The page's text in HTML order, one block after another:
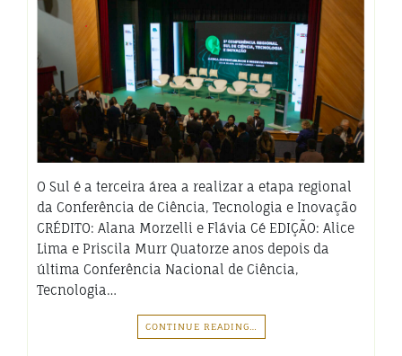
O Sul é a terceira área a realizar a etapa regional
da Conferência de Ciência, Tecnologia e Inovação
CRÉDITO: Alana Morzelli e Flávia Cé EDIÇÃO: Alice
Lima e Priscila Murr Quatorze anos depois da
última Conferência Nacional de Ciência,
Tecnologia…
CONTINUE READING…